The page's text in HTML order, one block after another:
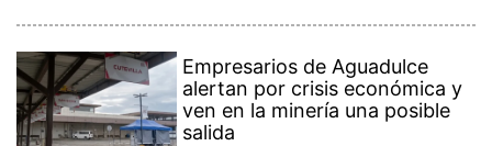
Empresarios de Aguadulce
alertan por crisis económica y
ven en la minería una posible
salida